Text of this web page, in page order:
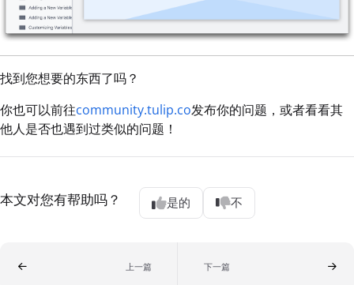
找到您想要的东西了吗？
你也可以前往community.tulip.co发布你的问题，或者看看其
他人是否也遇到过类似的问题！
本文对您有帮助吗？ 是的 不
上一篇 下一篇